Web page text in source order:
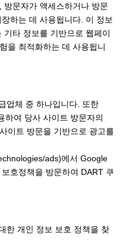
방문자가 액세스하거나 방문
하는 데 사용됩니다. 이 정보
타 정보를 기반으로 웹페이
을 최적화하는 데 사용됩니
업체 중 하나입니다. 또한
하여 당사 사이트 방문자의
이트 방문을 기반으로 광고를
ads)에서 Google
호정책을 방문하여 DART 쿠
한 개인 정보 보호 정책을 찾